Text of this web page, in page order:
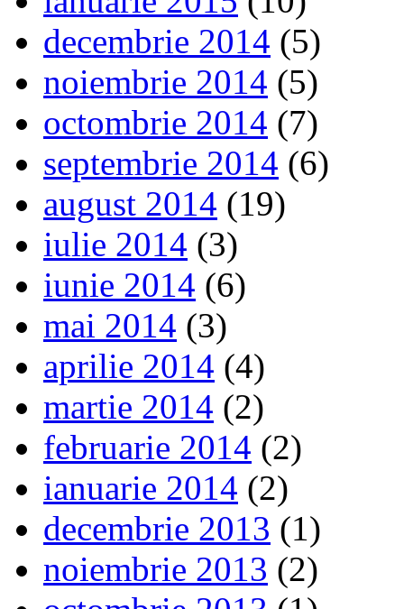
decembrie 2014 (5)
noiembrie 2014 (5)
octombrie 2014 (7)
septembrie 2014 (6)
august 2014 (19)
iulie 2014 (3)
iunie 2014 (6)
mai 2014 (3)
aprilie 2014 (4)
martie 2014 (2)
februarie 2014 (2)
ianuarie 2014 (2)
decembrie 2013 (1)
noiembrie 2013 (2)